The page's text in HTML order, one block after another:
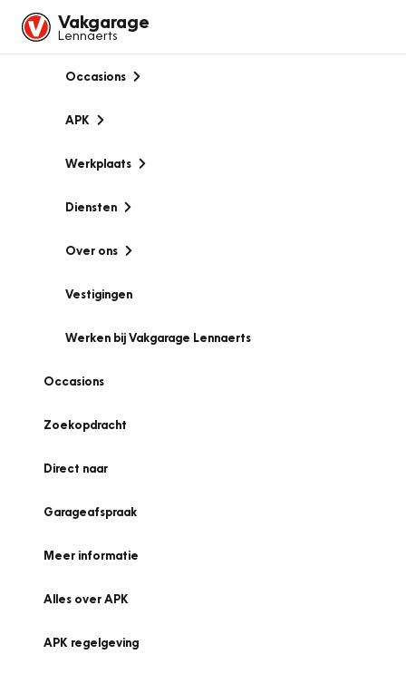
Vakgarage
Lennaerts
Occasions
APK
Werkplaats
Diensten
Over ons
Vestigingen
Werken bij Vakgarage Lennaerts
Occasions
Zoekopdracht
Direct naar
Garageafspraak
Meer informatie
Alles over APK
APK regelgeving